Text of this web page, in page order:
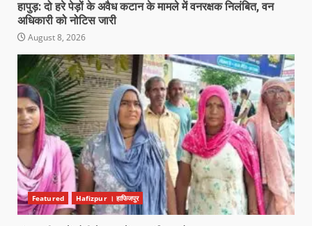
हापुड़: दो हरे पेड़ों के अवैध कटान के मामले में वनरक्षक निलंबित, वन
अधिकारी को नोटिस जारी
August 8, 2026
Featured Hafizpur । हाफिजपुर